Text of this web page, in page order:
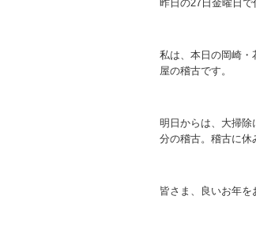
昨日の27日金曜日で
私は、本日の岡崎・
屋の稽古です。
明日からは、大掃除
分の稽古。稽古に休
皆さま、良いお年を